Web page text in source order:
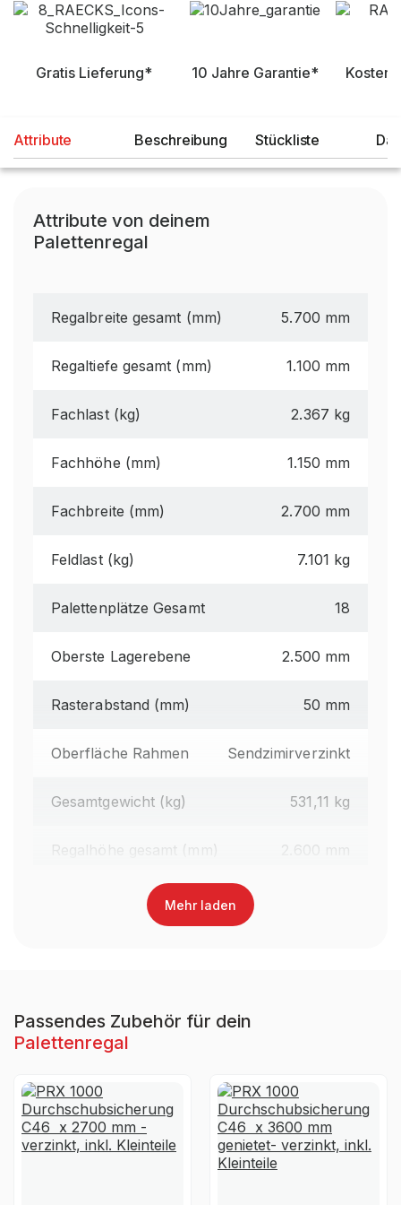
Gratis Lieferung* 10 Jahre Garantie*
Attribute Beschreibung Stückliste
Attribute von deinem
Palettenregal
Regalbreite gesamt (mm) 5.700 mm
Regaltiefe gesamt (mm) 1.100 mm
Fachlast (kg) 2.367 kg
Fachhöhe (mm) 1.150 mm
Fachbreite (mm) 2.700 mm
Feldlast (kg) 7.101 kg
Palettenplätze Gesamt 18
Oberste Lagerebene 2.500 mm
Rasterabstand (mm) 50 mm
Oberfläche Rahmen Sendzimirverzinkt
Gesamtgewicht (kg) 531,11 kg
Regalhöhe gesamt (mm) 2.600 mm
Traversenlänge (mm)
Material
UV-
Beständigkeit
Ja, jedoch nicht für die
dauerhafte Verwendung im
Außenbereich geeignet
Mehr laden
Passendes Zubehör für dein
Palettenregal